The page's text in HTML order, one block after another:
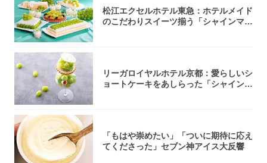
松江エクセルホテル東急：ホテルメイド
のこだわりスイーツ揃う「シャインマス
リーガロイヤルホテル京都：愛らしいシ
ョートケーキをあしらった「シャインマ
「もはや崇めたい」「ついに期待に応え
てくださった」セブン神アイス大反響